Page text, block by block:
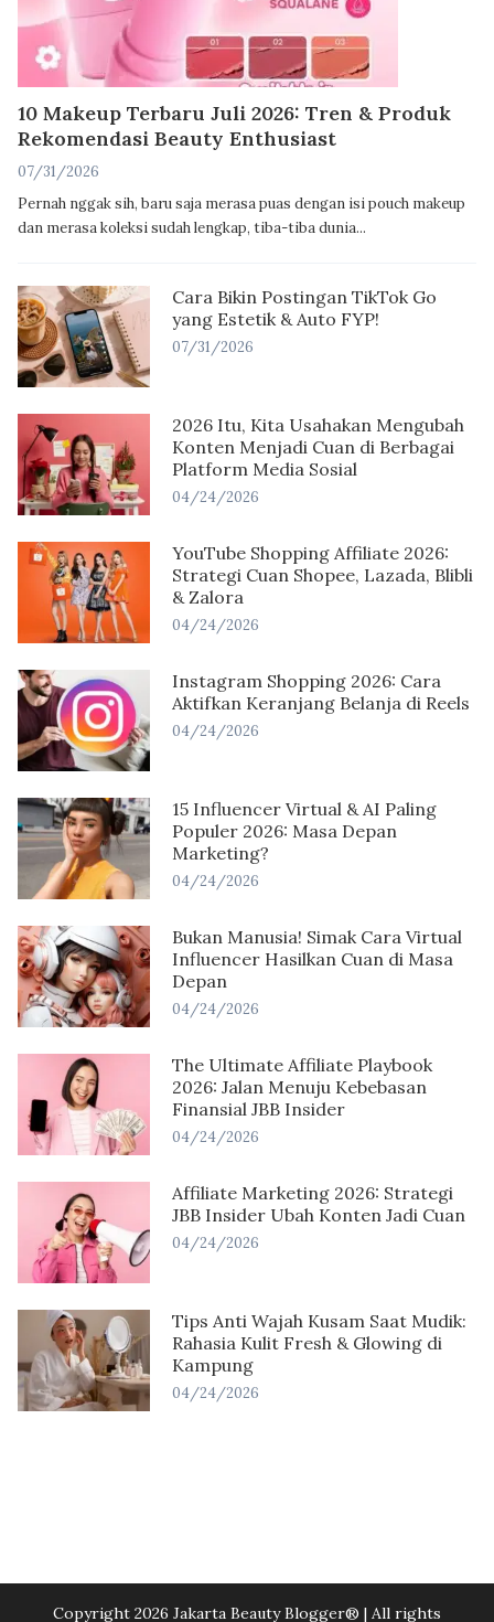
10 Makeup Terbaru Juli 2026: Tren & Produk
Rekomendasi Beauty Enthusiast
07/31/2026
Pernah nggak sih, baru saja merasa puas dengan isi pouch makeup
dan merasa koleksi sudah lengkap, tiba-tiba dunia...
Cara Bikin Postingan TikTok Go
yang Estetik & Auto FYP!
07/31/2026
2026 Itu, Kita Usahakan Mengubah
Konten Menjadi Cuan di Berbagai
Platform Media Sosial
04/24/2026
YouTube Shopping Affiliate 2026:
Strategi Cuan Shopee, Lazada, Blibli
& Zalora
04/24/2026
Instagram Shopping 2026: Cara
Aktifkan Keranjang Belanja di Reels
04/24/2026
15 Influencer Virtual & AI Paling
Populer 2026: Masa Depan
Marketing?
04/24/2026
Bukan Manusia! Simak Cara Virtual
Influencer Hasilkan Cuan di Masa
Depan
04/24/2026
The Ultimate Affiliate Playbook
2026: Jalan Menuju Kebebasan
Finansial JBB Insider
04/24/2026
Affiliate Marketing 2026: Strategi
JBB Insider Ubah Konten Jadi Cuan
04/24/2026
Tips Anti Wajah Kusam Saat Mudik:
Rahasia Kulit Fresh & Glowing di
Kampung
04/24/2026
Copyright 2026 Jakarta Beauty Blogger®️ | All rights